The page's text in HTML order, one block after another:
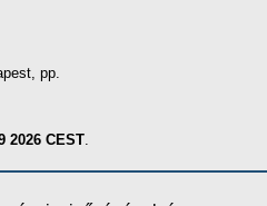
pp.
2026 CEST